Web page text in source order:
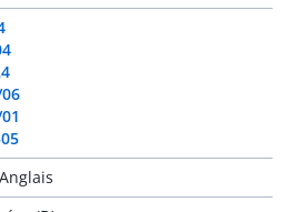
Anglais